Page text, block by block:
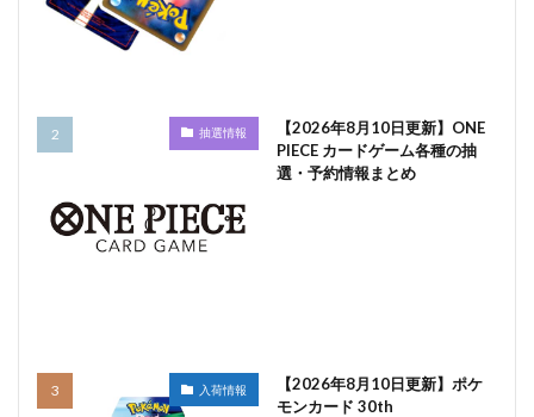
抽選情報
【2026年8月10日更新】ONE
PIECE カードゲーム各種の抽
選・予約情報まとめ
入荷情報
【2026年8月10日更新】ポケ
モンカード 30th